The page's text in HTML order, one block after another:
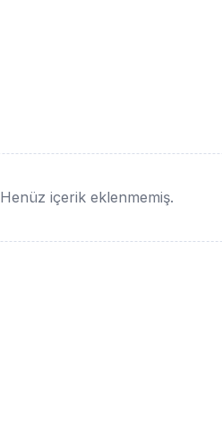
Henüz içerik eklenmemiş.